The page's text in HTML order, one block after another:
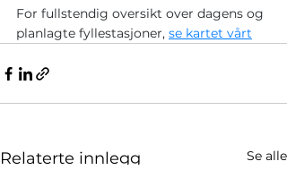
For fullstendig oversikt over dagens og
planlagte fyllestasjoner, se kartet vårt
Relaterte innlegg Se alle